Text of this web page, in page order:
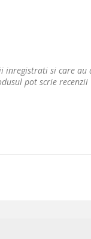
inregistrati si care au
pot scrie recenzii